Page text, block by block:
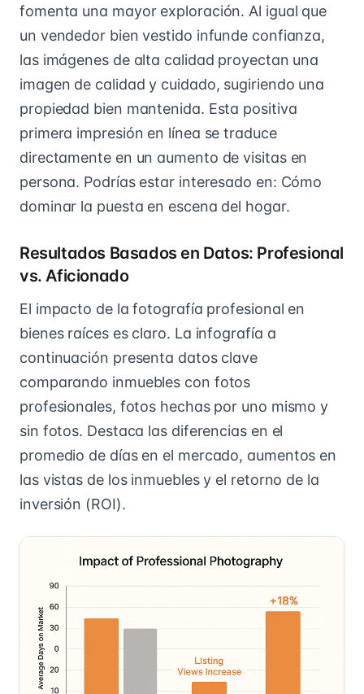
fomenta una mayor exploración. Al igual que
un vendedor bien vestido infunde confianza,
las imágenes de alta calidad proyectan una
imagen de calidad y cuidado, sugiriendo una
propiedad bien mantenida. Esta positiva
primera impresión en línea se traduce
directamente en un aumento de visitas en
persona. Podrías estar interesado en: Cómo
dominar la puesta en escena del hogar.
Resultados Basados en Datos: Profesional
vs. Aficionado
El impacto de la fotografía profesional en
bienes raíces es claro. La infografía a
continuación presenta datos clave
comparando inmuebles con fotos
profesionales, fotos hechas por uno mismo y
sin fotos. Destaca las diferencias en el
promedio de días en el mercado, aumentos en
las vistas de los inmuebles y el retorno de la
inversión (ROI).